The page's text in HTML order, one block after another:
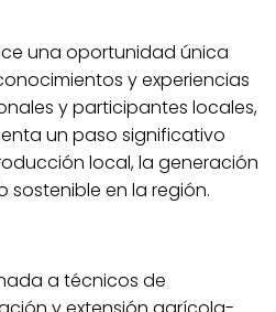
una oportunidad única
y experiencias
y participantes locales,
un paso significativo
local, la generación
sostenible en la región.
a técnicos de